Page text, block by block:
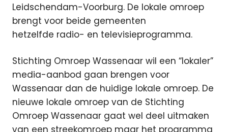
Leidschendam-Voorburg. De lokale omroep
brengt voor beide gemeenten
hetzelfde radio- en televisieprogramma.
Stichting Omroep Wassenaar wil een “lokaler”
media-aanbod gaan brengen voor
Wassenaar dan de huidige lokale omroep. De
nieuwe lokale omroep van de Stichting
Omroep Wassenaar gaat wel deel uitmaken
van een streekomroep maar het programma